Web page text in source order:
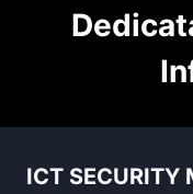
ICT SECURITY